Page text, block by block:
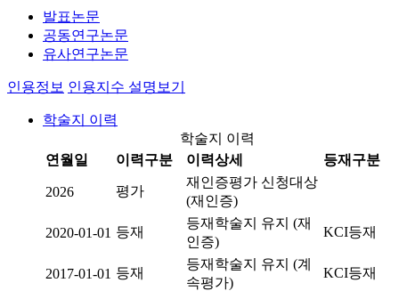
발표논문
공동연구논문
유사연구논문
인용정보 인용지수 설명보기
학술지 이력
학술지 이력
연월일
이력구분 이력상세 등재구분
2026 평가
재인증평가 신청대상
(재인증)
2020-01-01 등재
등재학술지 유지 (재
인증)
KCI등재
2017-01-01 등재
등재학술지 유지 (계
속평가)
KCI등재